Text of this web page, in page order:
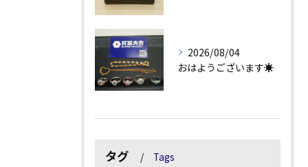
2026/08/04
おはようございます☀
タグ Tags